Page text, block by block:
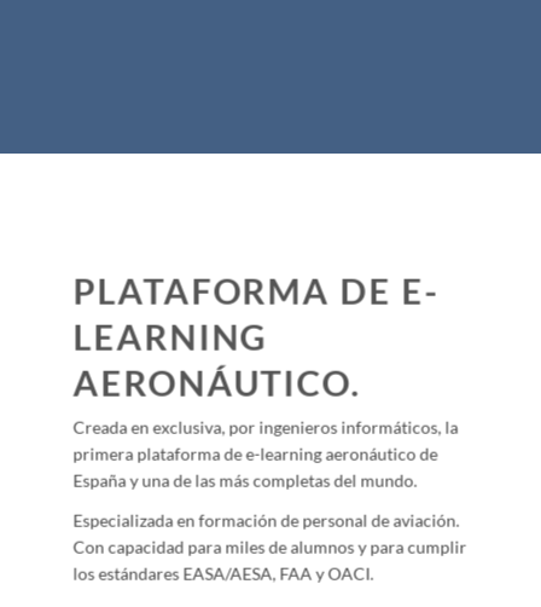
PLATAFORMA DE E-
LEARNING
AERONÁUTICO.
Creada en exclusiva, por ingenieros informáticos, la
primera plataforma de e-learning aeronáutico de
España y una de las más completas del mundo.
Especializada en formación de personal de aviación.
Con capacidad para miles de alumnos y para cumplir
los estándares EASA/AESA, FAA y OACI.